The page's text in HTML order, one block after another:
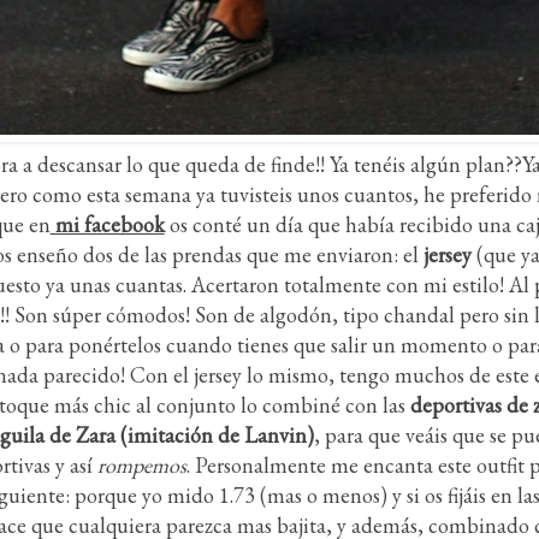
descansar lo que queda de finde!! Ya tenéis algún
como esta semana ya tuvisteis unos cuantos, he preferido
en mi facebookos conté un día que había recibido una
enseño dos de las prendas que me enviaron: el jersey(que
ya unas cuantas. Acertaron totalmente con mi estilo!
Son súper cómodos! Son de algodón, tipo chandal pero sin
para ponértelos cuando tienes que salir un momento o
parecido! Con el jersey lo mismo, tengo muchos de este
más chic al conjunto lo combiné con lasdeportivas de
de Zara (imitación de Lanvin), para que veáis que se
y así rompemos. Personalmente me encanta este outfit
porque yo mido 1.73 (mas o menos) y si os fijáis en
que cualquiera parezca mas bajita, y además, combinado